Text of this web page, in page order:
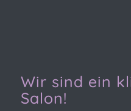
Wir sind ein
Salon!